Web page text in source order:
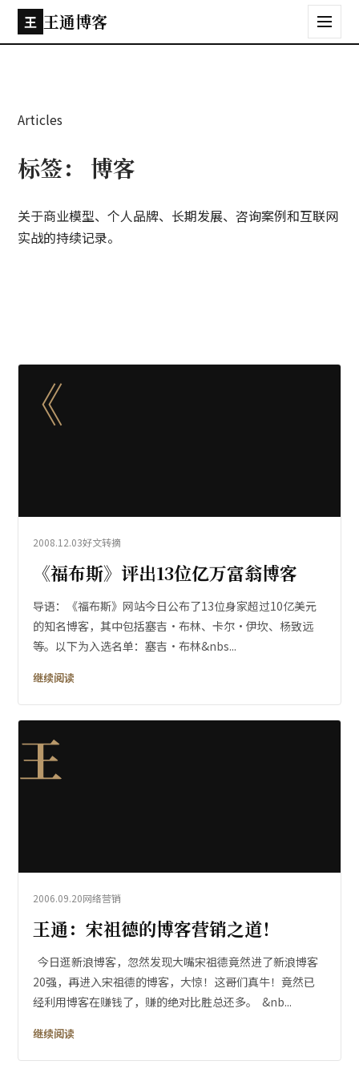
王 王通博客
Articles
标签： 博客
关于商业模型、个人品牌、长期发展、咨询案例和互联网
实战的持续记录。
《
2008.12.03好文转摘
《福布斯》评出13位亿万富翁博客
导语：《福布斯》网站今日公布了13位身家超过10亿美元
的知名博客，其中包括塞吉·布林、卡尔·伊坎、杨致远
等。以下为入选名单：塞吉·布林&nbs...
继续阅读
王
2006.09.20网络营销
王通：宋祖德的博客营销之道！
今日逛新浪博客，忽然发现大嘴宋祖德竟然进了新浪博客
20强，再进入宋祖德的博客，大惊！这哥们真牛！竟然已
经利用博客在赚钱了，赚的绝对比胜总还多。 &nb...
继续阅读